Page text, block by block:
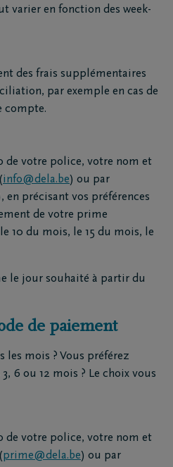
varier en fonction des week-
des frais supplémentaires
par exemple en cas de
compte.
de votre police, votre nom et
info@dela.be) ou par
précisant vos préférences
de votre prime
10 du mois, le 15 du mois, le
le jour souhaité à partir du
de paiement
les mois ? Vous préférez
6 ou 12 mois ? Le choix vous
de votre police, votre nom et
prime@dela.be) ou par